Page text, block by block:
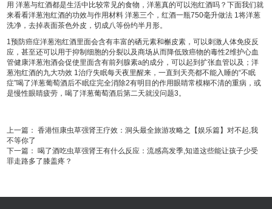
用 洋葱与红酒都是生活中比较常见的食物，洋葱真的可以泡红酒吗？下面我们就
来看看洋葱泡红酒的功效与作用材料 洋葱三个，红酒一瓶750毫升做法 1将洋葱
洗净，去掉表面茶色外皮，切成八等份约半月形。
1预防癌症洋葱泡红酒里面会含有丰富的硒元素和槲皮素，可以刺激人体免疫反
应，甚至还可以用于抑制细胞的分裂以及商场从而降低致癌物的毒性2维护心血
管健康洋葱泡酒会促使里面含有前列腺素a的成分，可以起到扩张血管以及；洋
葱泡红酒的九大功效 1治疗失眠每天夜里醒来，一直到天亮都不能入睡的“不眠
症”喝了洋葱葡萄酒后不眠症完全消除2有明目的作用眼睛常模糊不清的重病，或
是慢性眼睛疲劳，喝了洋葱葡萄酒后第二天就没问题3。
上一篇：香港恒康虫草强肾王疗效：洞头最全旅游攻略之【娱乐篇】对不起,我
不等你了
下一篇：喝了酒吃虫草强肾王有什么反应：流感高发季,知道这些能让孩子少受
罪走路多了膝盖疼？